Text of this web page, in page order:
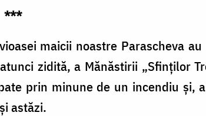
***
maicii noastre Parascheva
zidită, a Mănăstirii „Sfinților
prin minune de un incendiu și,
astăzi.